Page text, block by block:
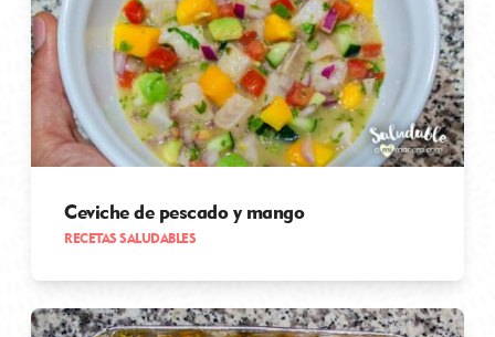
Ceviche de pescado y mango
RECETAS SALUDABLES